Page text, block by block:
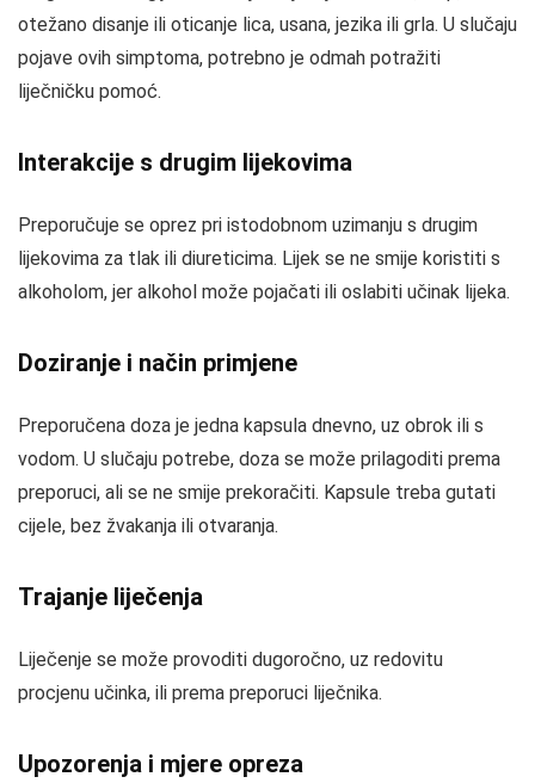
otežano disanje ili oticanje lica, usana, jezika ili grla. U slučaju
pojave ovih simptoma, potrebno je odmah potražiti
liječničku pomoć.
Interakcije s drugim lijekovima
Preporučuje se oprez pri istodobnom uzimanju s drugim
lijekovima za tlak ili diureticima. Lijek se ne smije koristiti s
alkoholom, jer alkohol može pojačati ili oslabiti učinak lijeka.
Doziranje i način primjene
Preporučena doza je jedna kapsula dnevno, uz obrok ili s
vodom. U slučaju potrebe, doza se može prilagoditi prema
preporuci, ali se ne smije prekoračiti. Kapsule treba gutati
cijele, bez žvakanja ili otvaranja.
Trajanje liječenja
Liječenje se može provoditi dugoročno, uz redovitu
procjenu učinka, ili prema preporuci liječnika.
Upozorenja i mjere opreza